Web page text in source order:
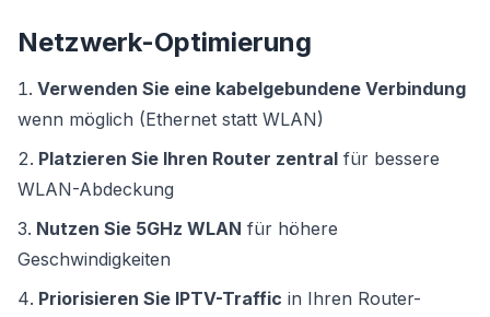
Netzwerk-Optimierung
Verwenden Sie eine kabelgebundene Verbindung
wenn möglich (Ethernet statt WLAN)
Platzieren Sie Ihren Router zentral für bessere
WLAN-Abdeckung
Nutzen Sie 5GHz WLAN für höhere
Geschwindigkeiten
Priorisieren Sie IPTV-Traffic in Ihren Router-